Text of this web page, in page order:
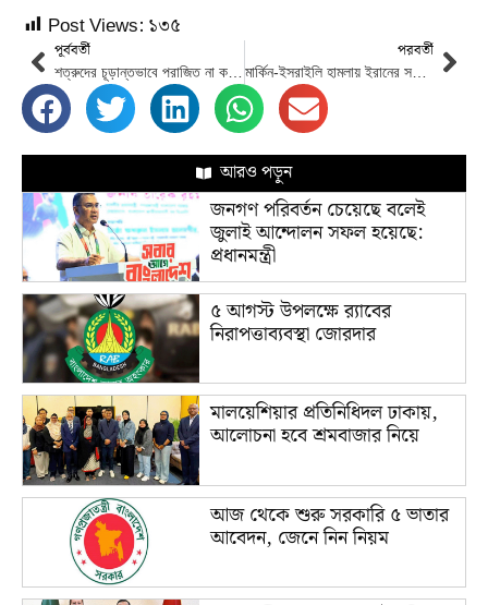
Post Views: ১৩৫
পূর্ববর্তী পরবর্তী
মার্কিন-ইসরাইলি হামলায় ইরানের সর্বোচ্চ নেতা খামেনি নিহত
আরও পড়ুন
জনগণ পরিবর্তন চেয়েছে বলেই
জুলাই আন্দোলন সফল হয়েছে:
প্রধানমন্ত্রী
৫ আগস্ট উপলক্ষে র‌্যাবের
নিরাপত্তাব্যবস্থা জোরদার
মালয়েশিয়ার প্রতিনিধিদল ঢাকায়,
আলোচনা হবে শ্রমবাজার নিয়ে
আজ থেকে শুরু সরকারি ৫ ভাতার
আবেদন, জেনে নিন নিয়ম